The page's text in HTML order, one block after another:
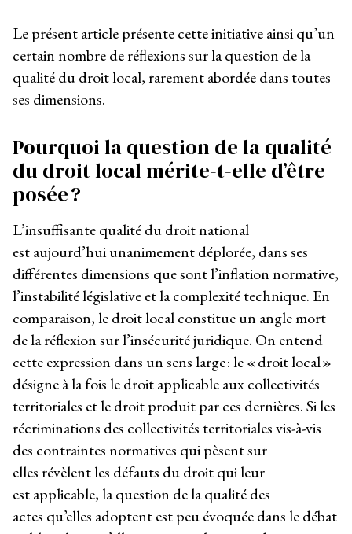
Le présent article présente cette initiative ainsi qu’un
certain nombre de réflexions sur la question de la
qualité du droit local, rarement abordée dans toutes
ses dimensions.
Pourquoi la question de la qualité
du droit local mérite-t-elle d’être
posée ?
L’insuffisante qualité du droit national
est aujourd’hui unanimement déplorée, dans ses
différentes dimensions que sont l’inflation normative,
l’instabilité législative et la complexité technique. En
comparaison, le droit local constitue un angle mort
de la réflexion sur l’insécurité juridique. On entend
cette expression dans un sens large : le « droit local »
désigne à la fois le droit applicable aux collectivités
territoriales et le droit produit par ces dernières. Si les
récriminations des collectivités territoriales vis-à-vis
des contraintes normatives qui pèsent sur
elles révèlent les défauts du droit qui leur
est applicable, la question de la qualité des
actes qu’elles adoptent est peu évoquée dans le débat